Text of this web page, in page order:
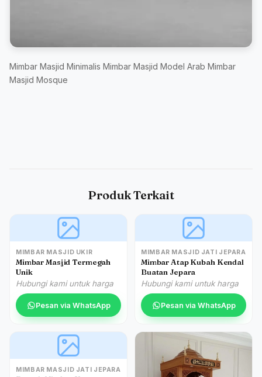
Mimbar Masjid Minimalis Mimbar Masjid Model Arab Mimbar
Masjid Mosque
Produk Terkait
MIMBAR MASJID UKIR
Mimbar Masjid Termegah
Unik
Hubungi kami untuk harga
Pesan via WhatsApp
MIMBAR MASJID JATI JEPARA
Mimbar Atap Kubah Kendal
Buatan Jepara
Hubungi kami untuk harga
Pesan via WhatsApp
MIMBAR MASJID JATI JEPARA